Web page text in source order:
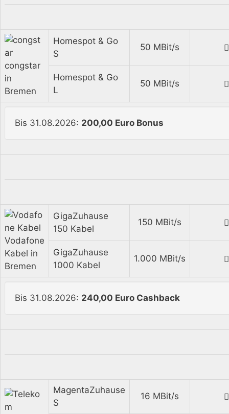
congstar
in
Bremen
Homespot & Go
S
50 MBit/s
Homespot & Go
L
50 MBit/s
Bis 31.08.2026: 200,00 Euro Bonus
Vodafone
Kabel in
Bremen
GigaZuhause
150 Kabel
150 MBit/s
GigaZuhause
1000 Kabel
1.000 MBit/s
Bis 31.08.2026: 240,00 Euro Cashback
MagentaZuhause
S
16 MBit/s